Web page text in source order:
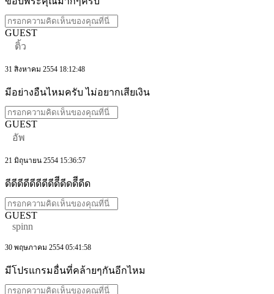
GUEST
ติ้ว
31 สิงหาคม 2554 18:12:48
มีอย่างอืนไหมครับ ไม่อยากเสียเงิน
GUEST
อัพ
21 มิถุนายน 2554 15:36:57
ดีดีดีดีดีดีดีดีดีีดีดดีีดีด
GUEST
spinn
30 พฤษภาคม 2554 05:41:58
มีโปรแกรมอื่นที่คล้ายๆกันอีกไหม